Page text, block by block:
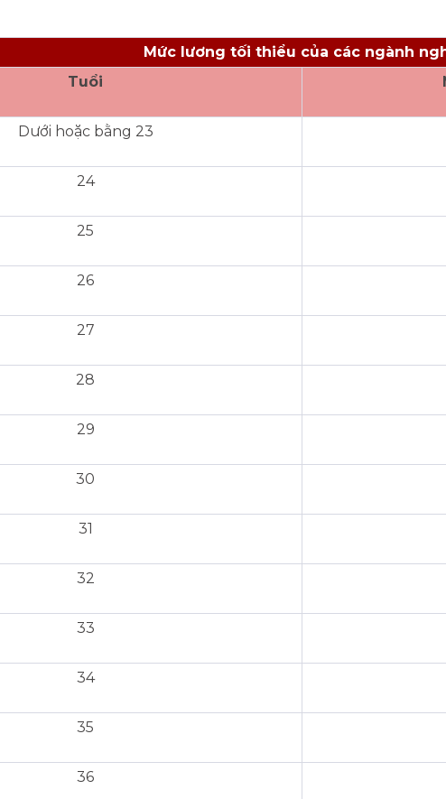
Mức lương tối thiểu của các ngành
Tuổi
Dưới hoặc bằng 23
24
25
26
27
28
29
30
31
32
33
34
35
36